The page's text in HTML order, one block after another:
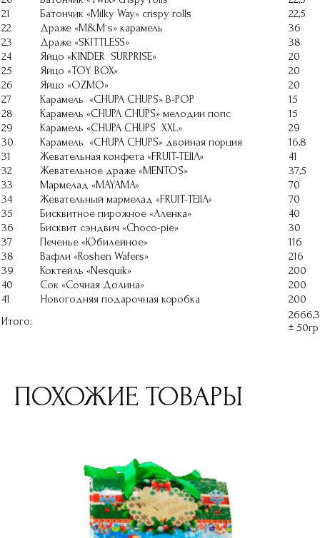
21
Батончик «Milky Way» crispy rolls
22,5
22
Драже «M&M`s» карамель
36
23
Драже «SKITTLESS»
38
24
Яйцо «KINDER SURPRISE»
20
25
Яйцо «TOY BOX»
20
26
Яйцо «OZMO»
20
27
Карамель «CHUPA CHUPS» B-POP
15
28
Карамель «CHUPA CHUPS» мелодии попс
15
29
Карамель «CHUPA CHUPS XXL»
29
30
Карамель «CHUPA CHUPS» двойная порция
16,8
31
Жевательная конфета «FRUIT-TEllA»
41
32
Жевательное драже «МЕNTOS»
37,5
33
Мармелад «MAYAMA»
70
34
Жевательный мармелад «FRUIT-TEllA»
70
35
Бисквитное пирожное «Аленка»
40
36
Бисквит сэндвич «Choсo-pie»
30
37
Печенье «Юбилейное»
116
38
Вафли «Roshen Wafers»
216
39
Коктейль «Nesquik»
200
40
Сок «Сочная Долина»
200
41
Новогодняя подарочная коробка
200
Итого:
± 50гр
ПОХОЖИЕ ТОВАРЫ